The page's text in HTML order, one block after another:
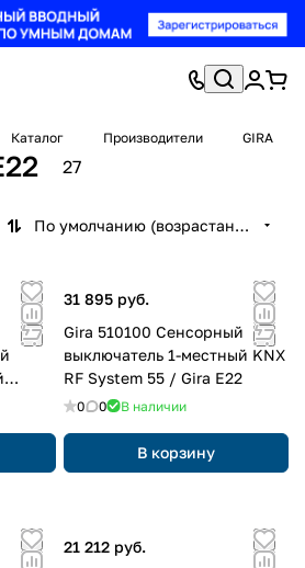
Каталог Производители GIRA
27
По умолчанию (возрастание)
31 895 руб.
Gira 510100 Сенсорный
выключатель 1-местный KNX
RF System 55 / Gira E22
0 0 В наличии
В корзину
21 212 руб.